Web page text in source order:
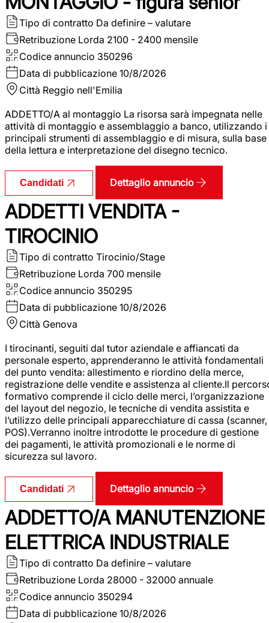
Tipo di contratto Da definire – valutare
Retribuzione Lorda 2100 - 2400 mensile
Codice annuncio 350296
Data di pubblicazione 10/8/2026
Città Reggio nell'Emilia
ADDETTO/A al montaggio La risorsa sarà impegnata nelle
attività di montaggio e assemblaggio a banco, utilizzando i
principali strumenti di assemblaggio e di misura, sulla base
della lettura e interpretazione del disegno tecnico.
Candidati Dettaglio annuncio
ADDETTI VENDITA -
TIROCINIO
Tipo di contratto Tirocinio/Stage
Retribuzione Lorda 700 mensile
Codice annuncio 350295
Data di pubblicazione 10/8/2026
Città Genova
I tirocinanti, seguiti dal tutor aziendale e affiancati da
personale esperto, apprenderanno le attività fondamentali
del punto vendita: allestimento e riordino della merce,
registrazione delle vendite e assistenza al cliente.Il
formativo comprende il ciclo delle merci, l’organizzazione
del layout del negozio, le tecniche di vendita assistita e
l’utilizzo delle principali apparecchiature di cassa (scanner,
POS).Verranno inoltre introdotte le procedure di gestione
dei pagamenti, le attività promozionali e le norme di
sicurezza sul lavoro.
Candidati Dettaglio annuncio
ADDETTO/A MANUTENZIONE
ELETTRICA INDUSTRIALE
Tipo di contratto Da definire – valutare
Retribuzione Lorda 28000 - 32000 annuale
Codice annuncio 350294
Data di pubblicazione 10/8/2026